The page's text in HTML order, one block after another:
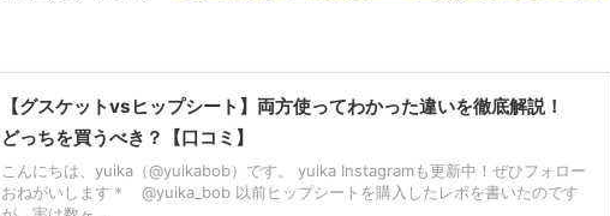
【グスケットvsヒップシート】両方使ってわかった違いを徹底解説！
どっちを買うべき？【口コミ】
こんにちは、yuika（@yuikabob）です。 yuika Instagramも更新中！ぜひフォロー
おねがいします＊ @yuika_bob 以前ヒップシートを購入したレポを書いたのです